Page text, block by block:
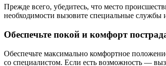
Прежде всего, убедитесь, что место
необходимости вызовите специальные службы
Обеспечьте покой и комфорт
Обеспечьте максимально комфортное
со специалистом. Если есть возможность —